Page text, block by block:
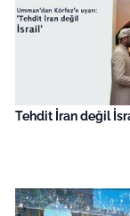
Tehdit İran değil